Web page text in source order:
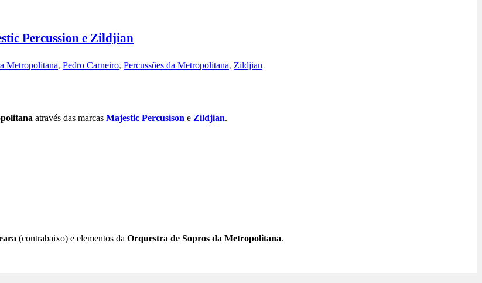
Percussion e Zildjian
Metropolitana, Pedro Carneiro, Percussões da Metropolitana, Zildjian
através das marcas Majestic Percusison e Zildjian.
(contrabaixo) e elementos da Orquestra de Sopros da Metropolitana.